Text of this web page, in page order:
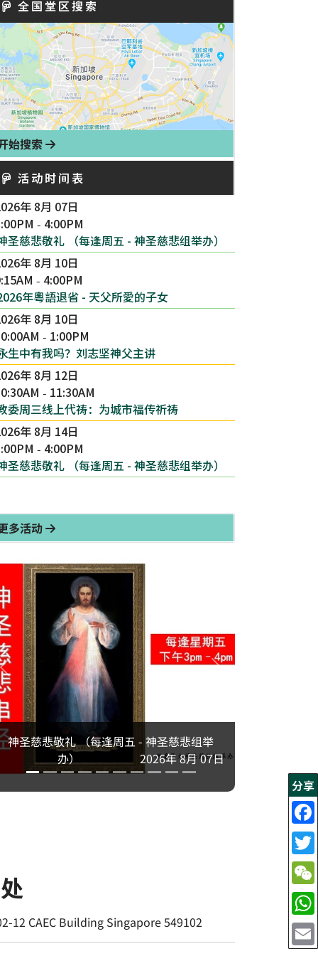
分享
全国堂区搜索
始搜索
活动时间表
年 8月 07日
- 4:00PM
圣慈悲敬礼 （每逢周五 - 神圣慈悲组举办）
年 8月 10日
- 4:00PM
年粵語退省 - 天父所愛的子女
年 8月 10日
- 1:00PM
生中有我吗？刘志坚神父主讲
年 8月 12日
- 11:30AM
委周三线上代祷：为城市福传祈祷
年 8月 14日
- 4:00PM
圣慈悲敬礼 （每逢周五 - 神圣慈悲组举办）
多活动
神圣慈悲敬礼 （每逢周五 - 神圣慈悲组举
办）
2026年 8月 07日
12 CAEC Building Singapore 549102